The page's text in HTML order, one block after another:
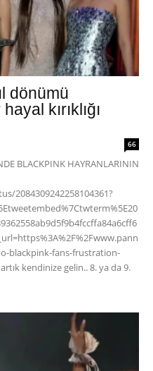
dönümü
kırıklığı
66
BLACKPINK HAYRANLARININ
2084309242258104361?
blackpink-fans-frustration-
kendinize gelin.. 8. ya da 9.